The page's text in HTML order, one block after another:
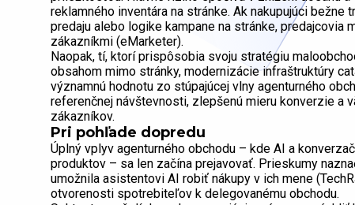
reklamného inventára na stránke. Ak nakupujúci
predaju alebo logike kampane na stránke,
zákazníkmi (eMarketer).
Naopak, tí, ktorí prispôsobia svoju stratégiu
obsahom mimo stránky, modernizácie infraštruktúry
významnú hodnotu zo stúpajúcej vlny agenturného
referenčnej návštevnosti, zlepšenú mieru konverzie
zákazníkov.
Pri pohľade dopredu
Úplný vplyv agenturného obchodu – kde AI a
produktov – sa len začína prejavovať. Prieskumy
umožnila asistentovi AI robiť nákupy v ich mene
otvorenosti spotrebiteľov k delegovanému obchodu.